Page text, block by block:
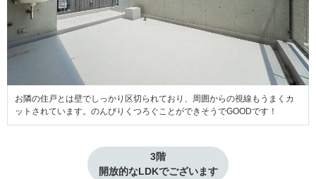
お隣の住戸とは壁でしっかり区切られており、周囲からの視線もうまくカ
ットされています。のんびりくつろぐことができそうでGOODです！
3階
開放的なLDKでございます